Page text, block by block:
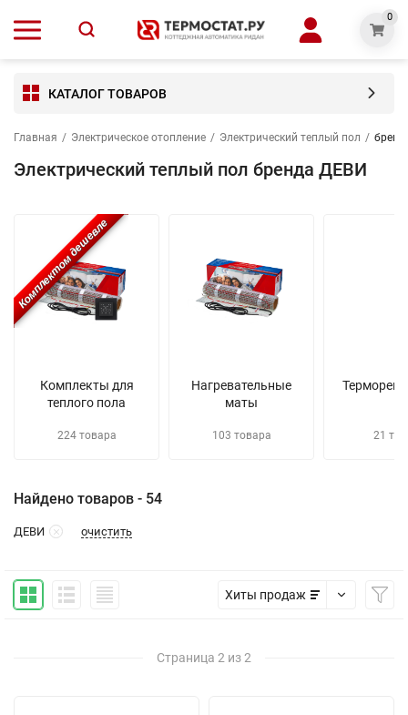
0
КАТАЛОГ ТОВАРОВ
Главная / Электрическое отопление / Электрический теплый пол /
Электрический теплый пол бренда ДЕВИ
Комплектом дешевле
Комплекты для
теплого пола
224 товара
Нагревательные
маты
103 товара 21
Найдено товаров - 54
ДЕВИ очистить
Хиты продаж
Страница 2 из 2